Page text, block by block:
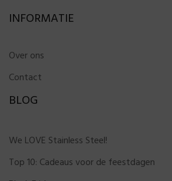
INFORMATIE
Over ons
Contact
BLOG
We LOVE Stainless Steel!
Top 10: Cadeaus voor de feestdagen